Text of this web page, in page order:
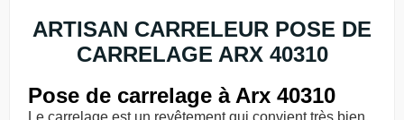
ARTISAN CARRELEUR POSE DE
CARRELAGE ARX 40310
Pose de carrelage à Arx 40310
Le carrelage est un revêtement qui convient très bien,